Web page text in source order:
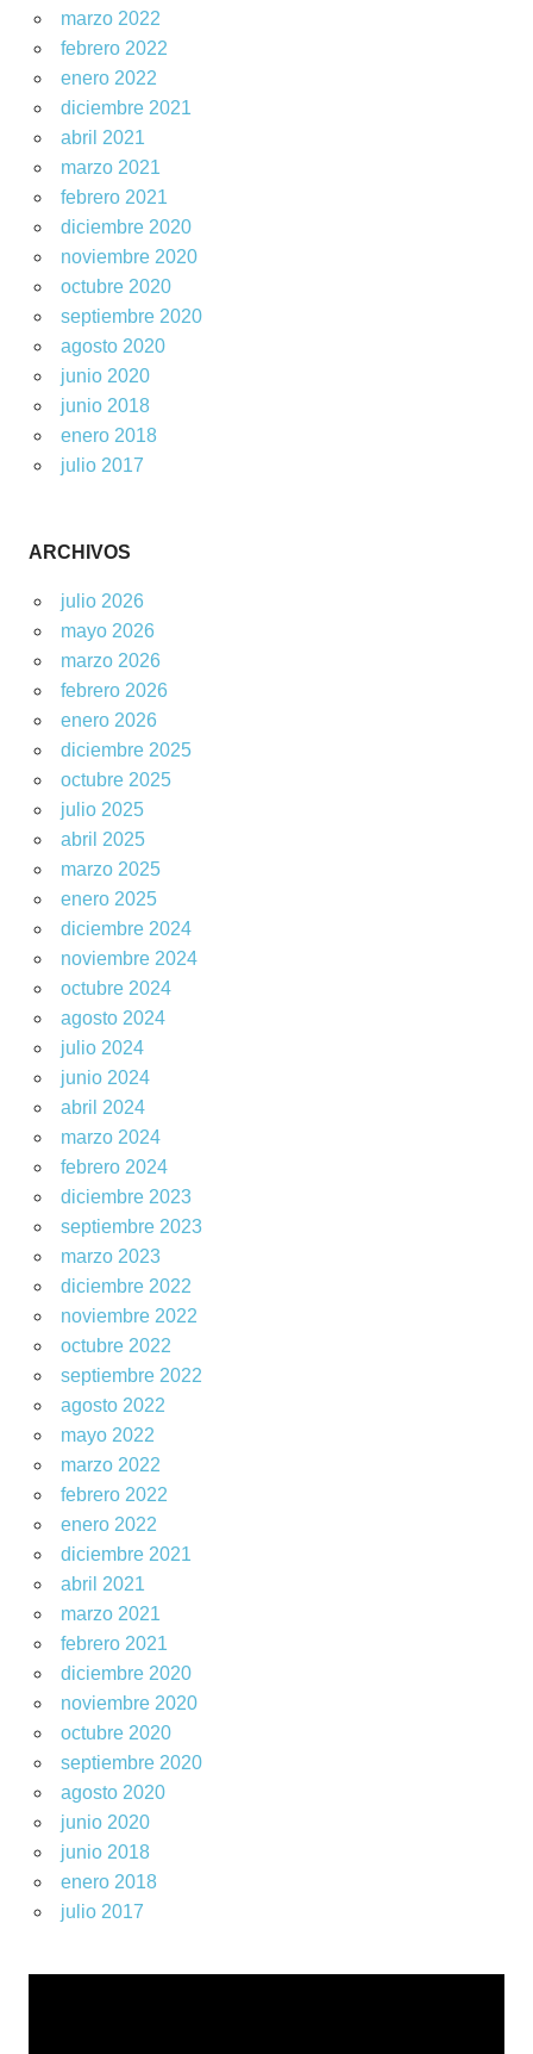
marzo 2022
febrero 2022
enero 2022
diciembre 2021
abril 2021
marzo 2021
febrero 2021
diciembre 2020
noviembre 2020
octubre 2020
septiembre 2020
agosto 2020
junio 2020
junio 2018
enero 2018
julio 2017
ARCHIVOS
julio 2026
mayo 2026
marzo 2026
febrero 2026
enero 2026
diciembre 2025
octubre 2025
julio 2025
abril 2025
marzo 2025
enero 2025
diciembre 2024
noviembre 2024
octubre 2024
agosto 2024
julio 2024
junio 2024
abril 2024
marzo 2024
febrero 2024
diciembre 2023
septiembre 2023
marzo 2023
diciembre 2022
noviembre 2022
octubre 2022
septiembre 2022
agosto 2022
mayo 2022
marzo 2022
febrero 2022
enero 2022
diciembre 2021
abril 2021
marzo 2021
febrero 2021
diciembre 2020
noviembre 2020
octubre 2020
septiembre 2020
agosto 2020
junio 2020
junio 2018
enero 2018
julio 2017